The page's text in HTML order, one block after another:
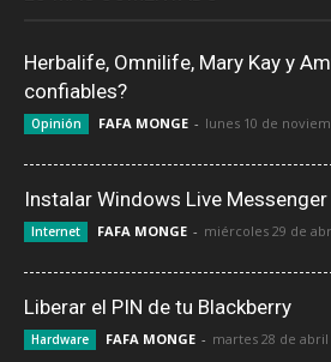
Herbalife, Omnilife, Mary Kay y
confiables?
Opinión FAFA MONGE - lunes 10 de
Instalar Windows Live
Internet FAFA MONGE - miércoles 29 de
Liberar el PIN de tu Blackberry
Hardware FAFA MONGE - martes 28 de abril